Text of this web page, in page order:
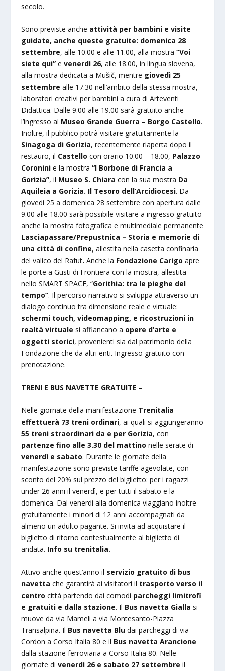
secolo.
Sono previste anche attività per bambini e visite
guidate, anche queste gratuite: domenica 28
settembre, alle 10.00 e alle 11.00, alla mostra“Voi
siete qui” evenerdì 26, alle 18.00, in lingua slovena,
alla mostra dedicata a Mušič, mentre giovedì 25
settembre alle 17.30 nell’ambito della stessa mostra,
laboratori creativi per bambini a cura di Arteventi
Didattica. Dalle 9.00 alle 19.00 sarà gratuito anche
l’ingresso al Museo Grande Guerra – Borgo Castello.
Inoltre, il pubblico potrà visitare gratuitamente la
Sinagoga di Gorizia, recentemente riaperta dopo il
restauro, il Castello con orario 10.00 – 18.00, Palazzo
Coronini e la mostra“I Borbone di Francia a
Gorizia”, il Museo S. Chiaracon la sua mostra Da
Aquileia a Gorizia. Il Tesoro dell’Arcidiocesi. Da
giovedì 25 a domenica 28 settembre con apertura dalle
9.00 alle 18.00 sarà possibile visitare a ingresso gratuito
anche la mostra fotografica e multimediale permanente
Lasciapassare/Prepustnica – Storia e memorie di
una città di confine, allestita nella casetta confinaria
del valico del Rafut.Anche la Fondazione Carigo apre
le porte a Gusti di Frontiera con la mostra, allestita
nello SMART SPACE, “Gorithia: tra le pieghe del
tempo”. Il percorso narrativo si sviluppa attraverso un
dialogo continuo tra dimensione reale e virtuale:
schermi touch, videomapping, e ricostruzioni in
realtà virtuale si affiancano a opere d’arte e
oggetti storici, provenienti sia dal patrimonio della
Fondazione che da altri enti. Ingresso gratuito con
prenotazione.
TRENI E BUS NAVETTE GRATUITE –
Nelle giornate della manifestazione Trenitalia
effettuerà 73 treni ordinari, ai quali si aggiungeranno
55 treni straordinari da e per Gorizia, con
partenze fino alle 3.30 del mattino nelle serate di
venerdì e sabato. Durante le giornate della
manifestazione sono previste tariffe agevolate, con
sconto del 20% sul prezzo del biglietto: per i ragazzi
under 26 anni il venerdì, e per tutti il sabato e la
domenica. Dal venerdì alla domenica viaggiano inoltre
gratuitamente i minori di 12 anni accompagnati da
almeno un adulto pagante. Si invita ad acquistare il
biglietto di ritorno contestualmente al biglietto di
andata. Info su trenitalia.
Attivo anche quest’anno il servizio gratuito di bus
navetta che garantirà ai visitatori il trasporto verso il
centro città partendo dai comodi parcheggi limitrofi
e gratuiti e dalla stazione. Il Bus navetta Gialla si
muove da via Mameli a via Montesanto-Piazza
Transalpina. Il Bus navetta Blu dai parcheggi di via
Cordon a Corso Italia 80 e il Bus navetta Arancione
dalla stazione ferroviaria a Corso Italia 80. Nelle
giornate divenerdì 26 e sabato 27 settembre il